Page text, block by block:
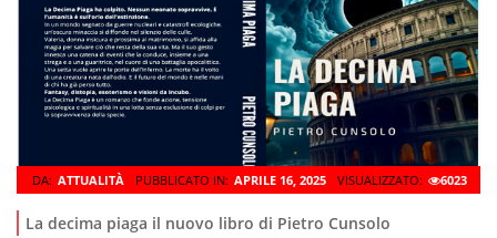
DA: ATTUALITÀ PUBBLICATO IN: APRILE 16, 2025 VISUALIZZATO: 6023
La decima piaga il nuovo libro di Pietro Cunsolo